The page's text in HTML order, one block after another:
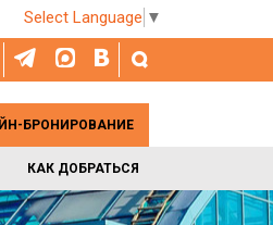
Select Language ▼
КАК ДОБРАТЬСЯ
БРОНИРОВАНИЕ